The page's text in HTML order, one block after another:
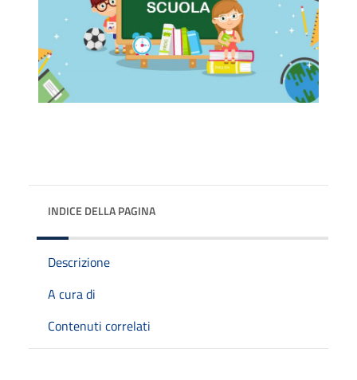
INDICE DELLA PAGINA
Descrizione
A cura di
Contenuti correlati